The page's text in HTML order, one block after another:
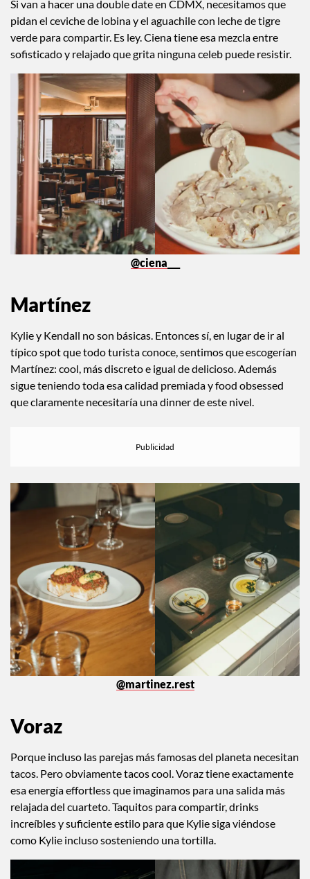
Si van a hacer una double date en CDMX, necesitamos que
pidan el ceviche de lobina y el aguachile con leche de tigre
verde para compartir. Es ley. Ciena tiene esa mezcla entre
sofisticado y relajado que grita ninguna celeb puede resistir.
@ciena___
Martínez
Kylie y Kendall no son básicas. Entonces sí, en lugar de ir al
típico spot que todo turista conoce, sentimos que escogerían
Martínez: cool, más discreto e igual de delicioso. Además
sigue teniendo toda esa calidad premiada y food obsessed
que claramente necesitaría una dinner de este nivel.
@martinez.rest
Voraz
Porque incluso las parejas más famosas del planeta necesitan
tacos. Pero obviamente tacos cool. Voraz tiene exactamente
esa energía effortless que imaginamos para una salida más
relajada del cuarteto. Taquitos para compartir, drinks
increíbles y suficiente estilo para que Kylie siga viéndose
como Kylie incluso sosteniendo una tortilla.